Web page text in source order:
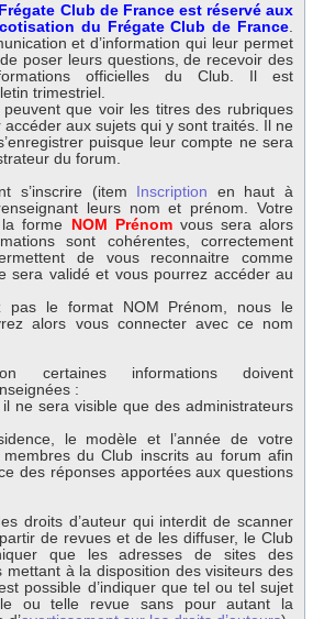
Club de France est réservé aux
du Frégate Club de France
et d’information qui leur permet
poser leurs questions, de recevoir des
officielles du Club. Il est
trimestriel.
que voir les titres des rubriques
aux sujets qui y sont traités. Il ne
puisque leur compte ne sera
du forum.
s’inscrire (item Inscription en haut à
leurs nom et prénom. Votre
forme NOM Prénomvous sera alors
sont cohérentes, correctement
de vous reconnaitre comme
sera validé et vous pourrez accéder au
pas le format NOM Prénom, nous le
alors vous connecter avec ce nom
certaines informations doivent
:
ne sera visible que des administrateurs
le modèle et l’année de votre
du Club inscrits au forum afin
des réponses apportées aux questions
droits d’auteur qui interdit de scanner
de revues et de les diffuser, le Club
que les adresses de sites des
mettant à la disposition des visiteurs des
possible d’indiquer que tel ou tel sujet
ou telle revue sans pour autant la